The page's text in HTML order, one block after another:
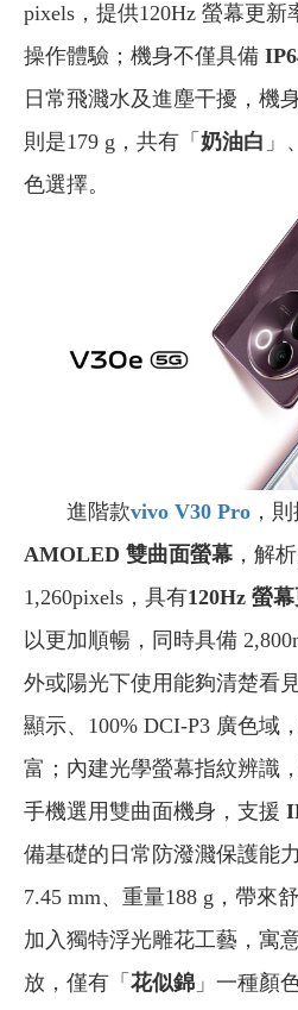
pixels，提供120Hz 螢幕更
操作體驗；機身不僅具備
日常飛濺水及進塵干擾，機
則是179 g，共有「 奶油白 」
色選擇。
進階款vivo V30 Pro ，
AMOLED 雙曲面螢幕 ，解
1,260pixels，具有120Hz 螢
以更加順暢，同時具備
外或陽光下使用能夠清楚看
顯示、100% DCI-P3 廣色域
富；內建光學螢幕指紋辨識
手機選用雙曲面機身，支援
備基礎的日常防潑濺保護能力
7.45 mm、重量188 g，帶來
加入獨特浮光雕花工藝，寓
放，僅有「 花似錦 」一種顏色